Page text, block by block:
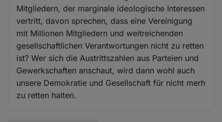
Mitgliedern, der marginale ideologische Interessen
vertritt, davon sprechen, dass eine Vereinigung
mit Millionen Mitgliedern und weitreichenden
gesellschaftlichen Verantwortungen nicht zu retten
ist? Wer sich die Austrittszahlen aus Parteien und
Gewerkschaften anschaut, wird dann wohl auch
unsere Demokratie und Gesellschaft für nicht merh
zu retten halten.